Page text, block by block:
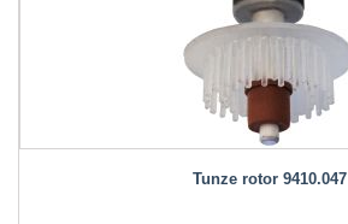
Tunze rotor 9410.047